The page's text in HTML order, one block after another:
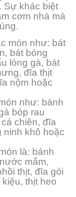
Sự khác biệt
cơm nhà mà
món như: bát
bát bóng
lòng gà, bát
đĩa thịt
nộm hoặc
như: bánh
bóp rau
chiên, đĩa
ninh khô hoặc
là: bánh
mắm,
thịt, đĩa gỏi
thịt heo